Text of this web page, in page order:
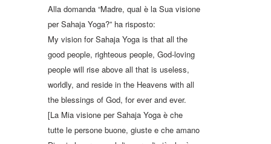
Alla domanda “Madre, qual è la Sua visione
per Sahaja Yoga?” ha risposto:
My vision for Sahaja Yoga is that all the
good people, righteous people, God-loving
people will rise above all that is useless,
worldly, and reside in the Heavens with all
the blessings of God, for ever and ever.
[La Mia visione per Sahaja Yoga è che
tutte le persone buone, giuste e che amano